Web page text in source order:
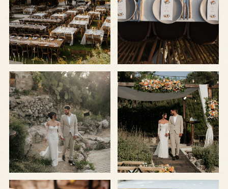
בגדול
-
חתונת
בוטיק
+
בגדול
-
חתונת
בוטיק
מעוצבת
+
לפתיחת
התמונה
בגדול
-
לוקיישן
מדהים
לחתונת
+
לפתיחת
התמונה
בגדול
-
מקום
קסום
לחתונות
+